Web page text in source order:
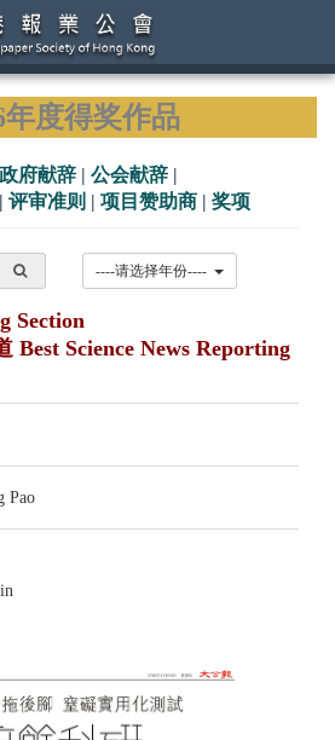
年度得奖作品
政府献辞 | 公会献辞 |
| 评审准则 | 项目赞助商 | 奖项
Section
Best Science News Reporting
Pao